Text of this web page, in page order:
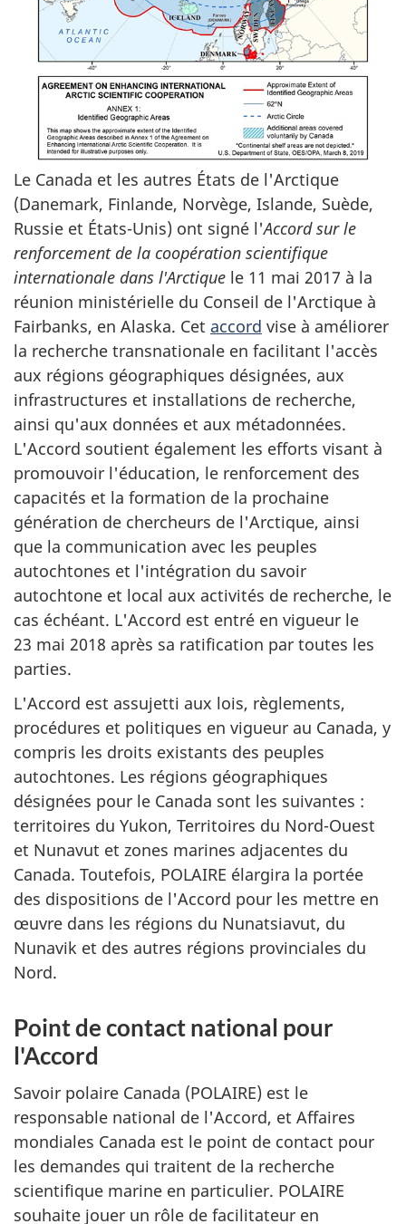
Le Canada et les autres États de l'Arctique
(Danemark, Finlande, Norvège, Islande, Suède,
Russie et États-Unis) ont signé l'Accord sur le
renforcement de la coopération scientifique
internationale dans l'Arctique le 11 mai 2017 à la
réunion ministérielle du Conseil de l'Arctique à
Fairbanks, en Alaska. Cet accord vise à améliorer
la recherche transnationale en facilitant l'accès
aux régions géographiques désignées, aux
infrastructures et installations de recherche,
ainsi qu'aux données et aux métadonnées.
L'Accord soutient également les efforts visant à
promouvoir l'éducation, le renforcement des
capacités et la formation de la prochaine
génération de chercheurs de l'Arctique, ainsi
que la communication avec les peuples
autochtones et l'intégration du savoir
autochtone et local aux activités de recherche, le
cas échéant. L'Accord est entré en vigueur le
23 mai 2018 après sa ratification par toutes les
parties.
L'Accord est assujetti aux lois, règlements,
procédures et politiques en vigueur au Canada, y
compris les droits existants des peuples
autochtones. Les régions géographiques
désignées pour le Canada sont les suivantes :
territoires du Yukon, Territoires du Nord-Ouest
et Nunavut et zones marines adjacentes du
Canada. Toutefois, POLAIRE élargira la portée
des dispositions de l'Accord pour les mettre en
œuvre dans les régions du Nunatsiavut, du
Nunavik et des autres régions provinciales du
Nord.
Point de contact national pour
l'Accord
Savoir polaire Canada (POLAIRE) est le
responsable national de l'Accord, et Affaires
mondiales Canada est le point de contact pour
les demandes qui traitent de la recherche
scientifique marine en particulier. POLAIRE
souhaite jouer un rôle de facilitateur en